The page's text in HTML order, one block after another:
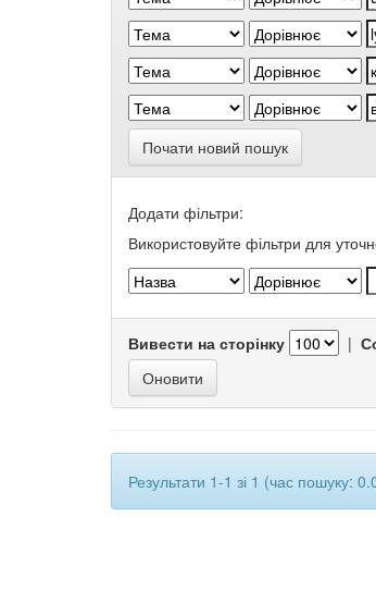
Почати новий пошук
Додати фільтри:
Використовуйте фільтри для
Вивести на сторінку |
Результати 1-1 зі 1 (час пошуку: